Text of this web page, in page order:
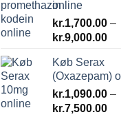
online
kr.1,700.00 –
kr.9,000.00
Køb Serax
(Oxazepam)
kr.1,090.00 –
kr.7,500.00